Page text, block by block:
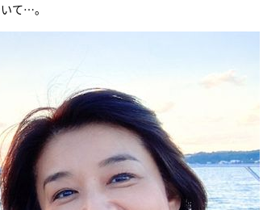
て…。